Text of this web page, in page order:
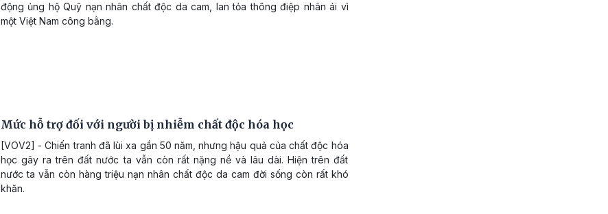
động ủng hộ Quỹ nạn nhân chất độc da cam, lan tỏa thông điệp nhân ái vì
một Việt Nam công bằng.
Mức hỗ trợ đối với người bị nhiễm chất độc hóa học
[VOV2] - Chiến tranh đã lùi xa gần 50 năm, nhưng hậu quả của chất độc hóa
học gây ra trên đất nước ta vẫn còn rất nặng nề và lâu dài. Hiện trên đất
nước ta vẫn còn hàng triệu nạn nhân chất độc da cam đời sống còn rất khó
khăn.